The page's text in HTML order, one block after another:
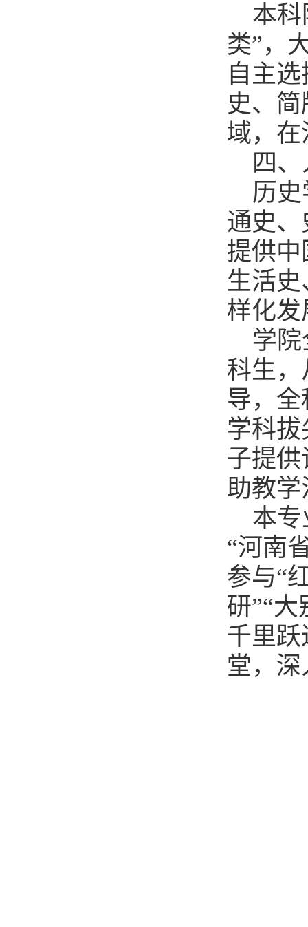
本
类”，
自主
史、
域，
四
历
通史
提供
生活
样化
学
科生
导，
学科
子提
助教
本
“河南
参与“
研”“
千里
堂，